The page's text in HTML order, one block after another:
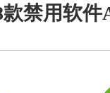
禁用软件